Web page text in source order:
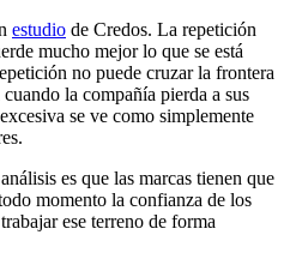
estudio de Credos. La repetición
mucho mejor lo que se está
no puede cruzar la frontera
la compañía pierda a sus
se ve como simplemente
es que las marcas tienen que
momento la confianza de los
ese terreno de forma